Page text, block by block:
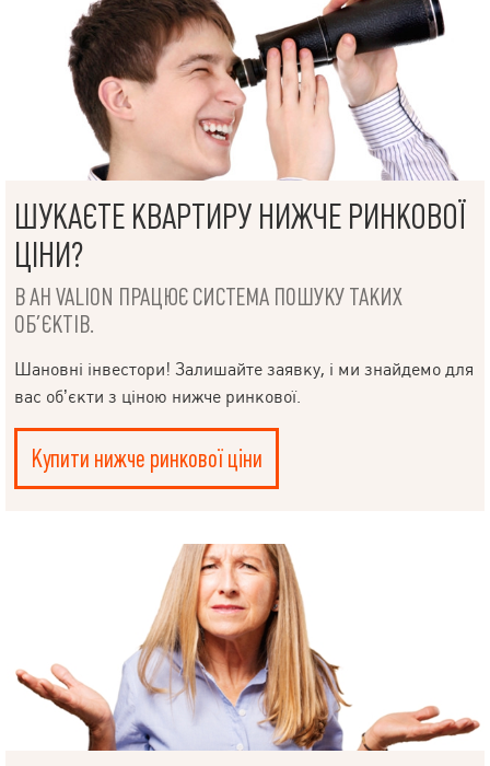
ШУКАЄТЕ КВАРТИРУ НИЖЧЕ РИНКОВОЇ
ЦІНИ?
В АН VALION ПРАЦЮЄ СИСТЕМА ПОШУКУ ТАКИХ
ОБ’ЄКТІВ.
Шановні інвестори! Залишайте заявку, і ми знайдемо для
вас об’єкти з ціною нижче ринкової.
Купити нижче ринкової ціни